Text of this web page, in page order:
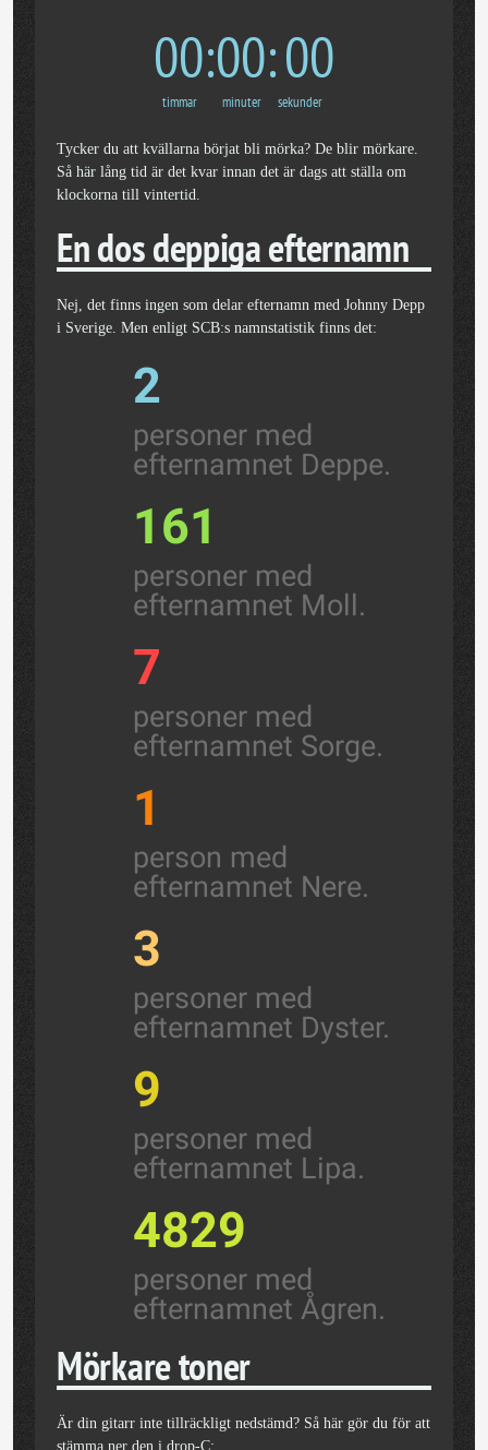
00
timmar
00
minuter
00
sekunder
Tycker du att kvällarna börjat bli mörka? De blir mörkare.
Så här lång tid är det kvar innan det är dags att ställa om
klockorna till vintertid.
En dos deppiga efternamn
Nej, det finns ingen som delar efternamn med Johnny Depp
i Sverige. Men enligt SCB:s namnstatistik finns det:
2
personer med
efternamnet Deppe.
161
personer med
efternamnet Moll.
7
personer med
efternamnet Sorge.
1
person med
efternamnet Nere.
3
personer med
efternamnet Dyster.
9
personer med
efternamnet Lipa.
4829
personer med
efternamnet Ågren.
Mörkare toner
Är din gitarr inte tillräckligt nedstämd? Så här gör du för att
stämma ner den i drop-C: